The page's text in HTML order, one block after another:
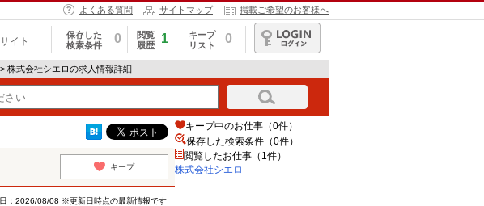
よくある質問 サイトマップ 掲載ご希望のお客様へ
イト
保存した
検索条件
0
閲覧
履歴
1
キープ
リスト
0
ログイン
> 株式会社シエロの求人情報詳細
キープ
：2026/08/08 ※更新日時点の最新情報です
キープ中のお仕事（0件）
保存した検索条件（0件）
閲覧したお仕事（1件）
株式会社シエロ